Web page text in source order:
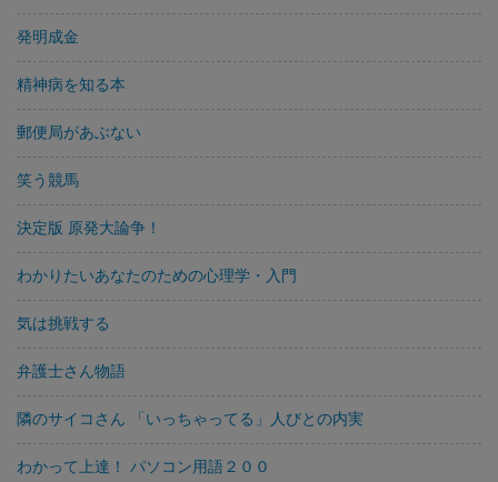
発明成金
精神病を知る本
郵便局があぶない
笑う競馬
決定版 原発大論争！
わかりたいあなたのための心理学・入門
気は挑戦する
弁護士さん物語
隣のサイコさん 「いっちゃってる」人びとの内実
わかって上達！ パソコン用語２００